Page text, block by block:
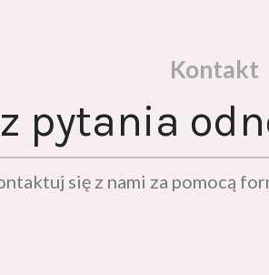
Kontakt
pytania
się z nami za pomocą